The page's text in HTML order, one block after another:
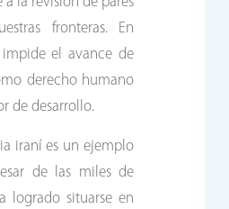
fronteras. En
impide el avance de
derecho humano
de desarrollo.
iraní es un ejemplo
de las miles de
logrado situarse en